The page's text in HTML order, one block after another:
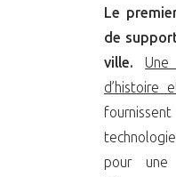
Le
de
ville.
d’histoire
pour une